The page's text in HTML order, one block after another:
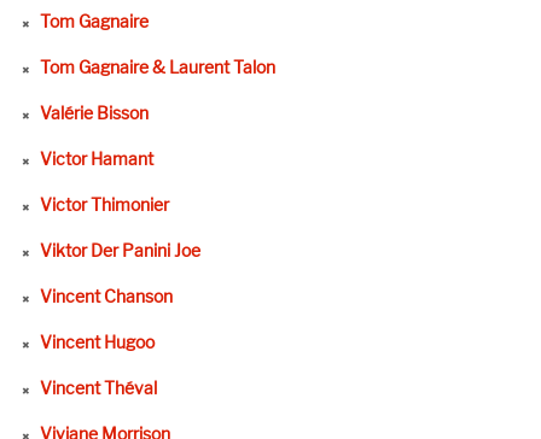
Tom Gagnaire
Tom Gagnaire & Laurent Talon
Valérie Bisson
Victor Hamant
Victor Thimonier
Viktor Der Panini Joe
Vincent Chanson
Vincent Hugoo
Vincent Théval
Viviane Morrison